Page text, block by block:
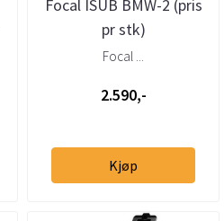
Focal ISUB BMW-2 (pris
pr stk)
Focal ...
2.590,-
Kjøp